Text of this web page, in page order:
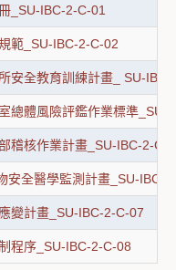
_SU-IBC-2-C-01
範_SU-IBC-2-C-02
安全教育訓練計畫_ SU-IBC-
總體風險評鑑作業標準_SU-
稽核作業計畫_SU-IBC-2-C-
安全醫學監測計畫_SU-IBC-
變計畫_SU-IBC-2-C-07
程序_SU-IBC-2-C-08